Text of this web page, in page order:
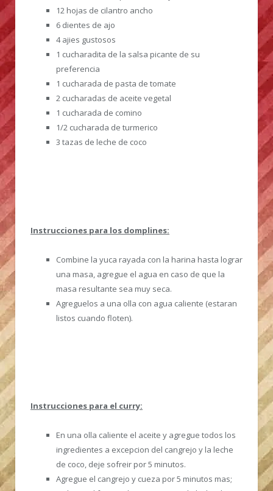
12 hojas de cilantro ancho
6 dientes de ajo
4 ajies gustosos
1 cucharadita de la salsa picante de su
preferencia
1 cucharada de pasta de tomate
2 cucharadas de aceite vegetal
1 cucharada de comino
1/2 cucharada de turmerico
3 tazas de leche de coco
Instrucciones para los domplines:
Combine la yuca rayada con la harina hasta lograr
una masa, agregue el agua en caso de que la
masa resultante sea muy seca.
Agreguelos a una olla con agua caliente (estaran
listos cuando floten).
Instrucciones para el curry:
En una olla caliente el aceite y agregue todos los
ingredientes a excepcion del cangrejo y la leche
de coco, deje sofreir por 5 minutos.
Agregue el cangrejo y cueza por 5 minutos mas;